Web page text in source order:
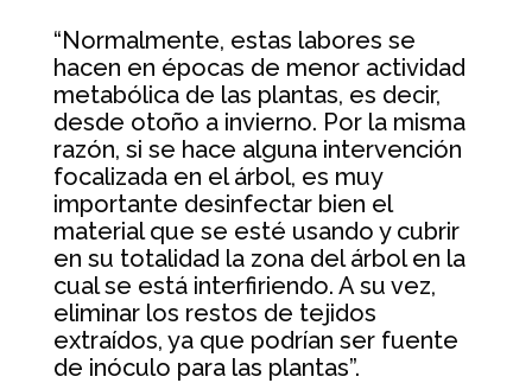
“Normalmente, estas labores se
hacen en épocas de menor actividad
metabólica de las plantas, es decir,
desde otoño a invierno. Por la misma
razón, si se hace alguna intervención
focalizada en el árbol, es muy
importante desinfectar bien el
material que se esté usando y cubrir
en su totalidad la zona del árbol en la
cual se está interfiriendo. A su vez,
eliminar los restos de tejidos
extraídos, ya que podrían ser fuente
de inóculo para las plantas”.